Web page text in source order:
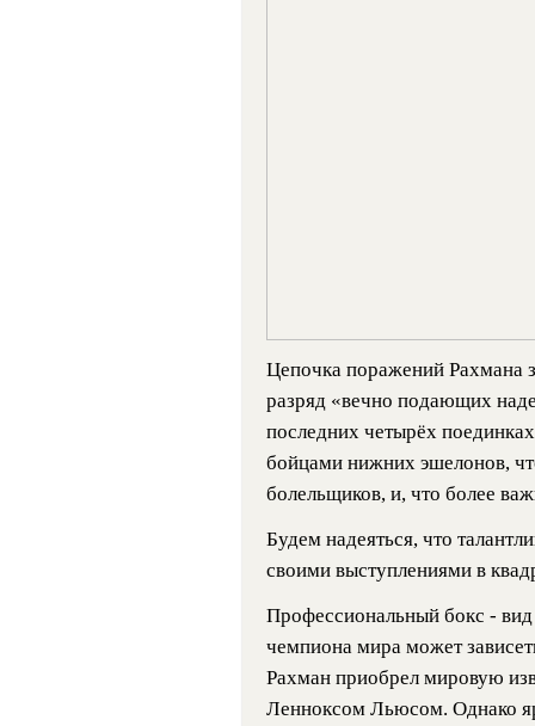
Цепочка поражений Рахмана
разряд «вечно подающих
последних четырёх
бойцами нижних эшелонов,
болельщиков, и, что более
Будем надеяться, что
своими выступлениями в
Профессиональный бокс - вид
чемпиона мира может
Рахман приобрел мировую
Ленноксом Льюсом. Однако